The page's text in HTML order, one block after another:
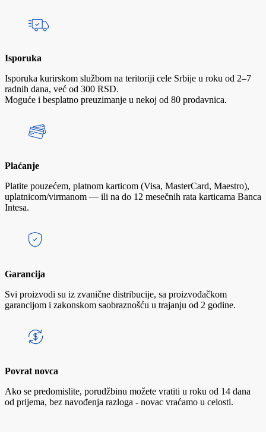
Isporuka
Isporuka kurirskom službom na teritoriji cele Srbije u roku od 2–7
radnih dana, već od 300 RSD.
Moguće i besplatno preuzimanje u nekoj od 80 prodavnica.
Plaćanje
Platite pouzećem, platnom karticom (Visa, MasterCard, Maestro),
uplatnicom/virmanom — ili na do 12 mesečnih rata karticama Banca
Intesa.
Garancija
Svi proizvodi su iz zvanične distribucije, sa proizvođačkom
garancijom i zakonskom saobraznošću u trajanju od 2 godine.
Povrat novca
Ako se predomislite, porudžbinu možete vratiti u roku od 14 dana
od prijema, bez navođenja razloga - novac vraćamo u celosti.